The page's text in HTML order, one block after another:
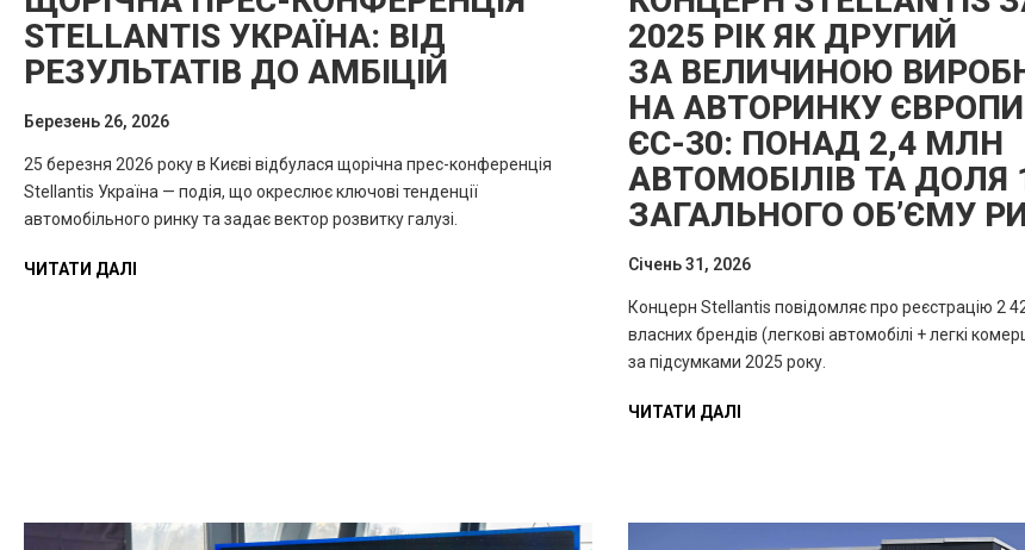
STELLANTIS УКРАЇНА: ВІД
РЕЗУЛЬТАТІВ ДО АМБІЦІЙ
Березень 26, 2026
25 березня 2026 року в Києві відбулася щорічна прес-конференція
Stellantis Україна — подія, що окреслює ключові тенденції
автомобільного ринку та задає вектор розвитку галузі.
ЧИТАТИ ДАЛІ
2025 РІК ЯК ДРУГИЙ
ЗА ВЕЛИЧИНОЮ
НА АВТОРИНКУ ЄВРОПИ
ЄС-30: ПОНАД 2,4 МЛН
АВТОМОБІЛІВ ТА ДОЛЯ
ЗАГАЛЬНОГО ОБ’ЄМУ
Cічень 31, 2026
Концерн Stellantis повідомляє про реєстрацію 2
власних брендів (легкові автомобілі + легкі
за підсумками 2025 року.
ЧИТАТИ ДАЛІ